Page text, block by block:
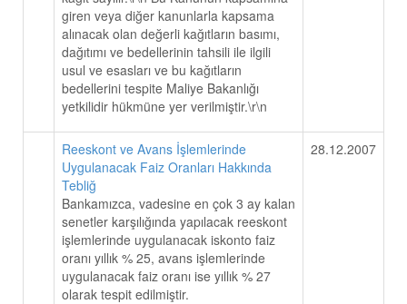
giren veya diğer kanunlarla kapsama
alınacak olan değerli kağıtların basımı,
dağıtımı ve bedellerinin tahsili ile ilgili
usul ve esasları ve bu kağıtların
bedellerini tespite Maliye Bakanlığı
yetkilidir hükmüne yer verilmiştir.\r\n
Reeskont ve Avans İşlemlerinde
Uygulanacak Faiz Oranları Hakkında
Tebliğ
Bankamızca, vadesine en çok 3 ay kalan
senetler karşılığında yapılacak reeskont
işlemlerinde uygulanacak iskonto faiz
oranı yıllık % 25, avans işlemlerinde
uygulanacak faiz oranı ise yıllık % 27
olarak tespit edilmiştir.
28.12.2007